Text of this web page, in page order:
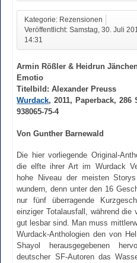
Kategorie: Rezensionen
Veröffentlicht: Samstag, 30. Juli
14:31
Armin Rößler & Heidrun
Emotio
Titelbild: Alexander Preuss
Wurdack, 2011, Paperback, 286
938065-75-4
Von Gunther Barnewald
Die hier vorliegende Original-
die elfte ihrer Art im Wurdack
hohe Niveau der meisten
wundern, denn unter den 16
nur fünf überragende
einziger Totalausfall, während die
gut lesbar sind. Man muss
Wurdack-Anthologien den von
Shayol herausgegebenen
deutscher SF-Autoren das